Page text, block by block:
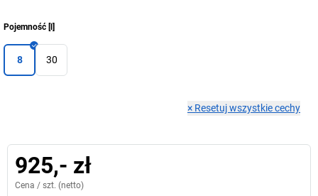
Pojemność [l]
8 30
× Resetuj wszystkie cechy
925,- zł
Cena / szt. (netto)